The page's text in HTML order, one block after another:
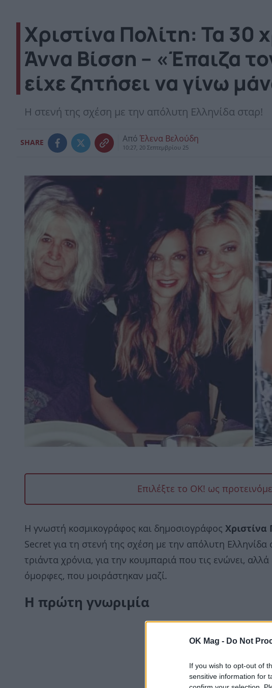
OK Mag - Do Not
If you wish to opt-out of
sensitive information for
Χριστίνα Πολίτη: Τα 30
Άννα Βίσση – «Έπαιζα
είχε ζητήσει να γίνω
H στενή της σχέση με την απόλυτη Ελληνίδα σταρ!
SHARE Από Έλενα Βελούδη
10:27, 20 Σεπτεμβρίου 25
Επιλέξτε το OK! ως
Η γνωστή κοσμικογράφος και δημοσιογράφος Χριστίνα
Secret για τη στενή της σχέση με την απόλυτη Ελληνίδα
τριάντα χρόνια, για την κουμπαριά που τις ενώνει,
όμορφες, που μοιράστηκαν μαζί.
Η πρώτη γνωριμία